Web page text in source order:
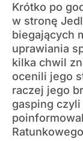
Krótko po
w stronę
biegających
uprawiania
kilka chwil
ocenili jego
raczej jego
gasping